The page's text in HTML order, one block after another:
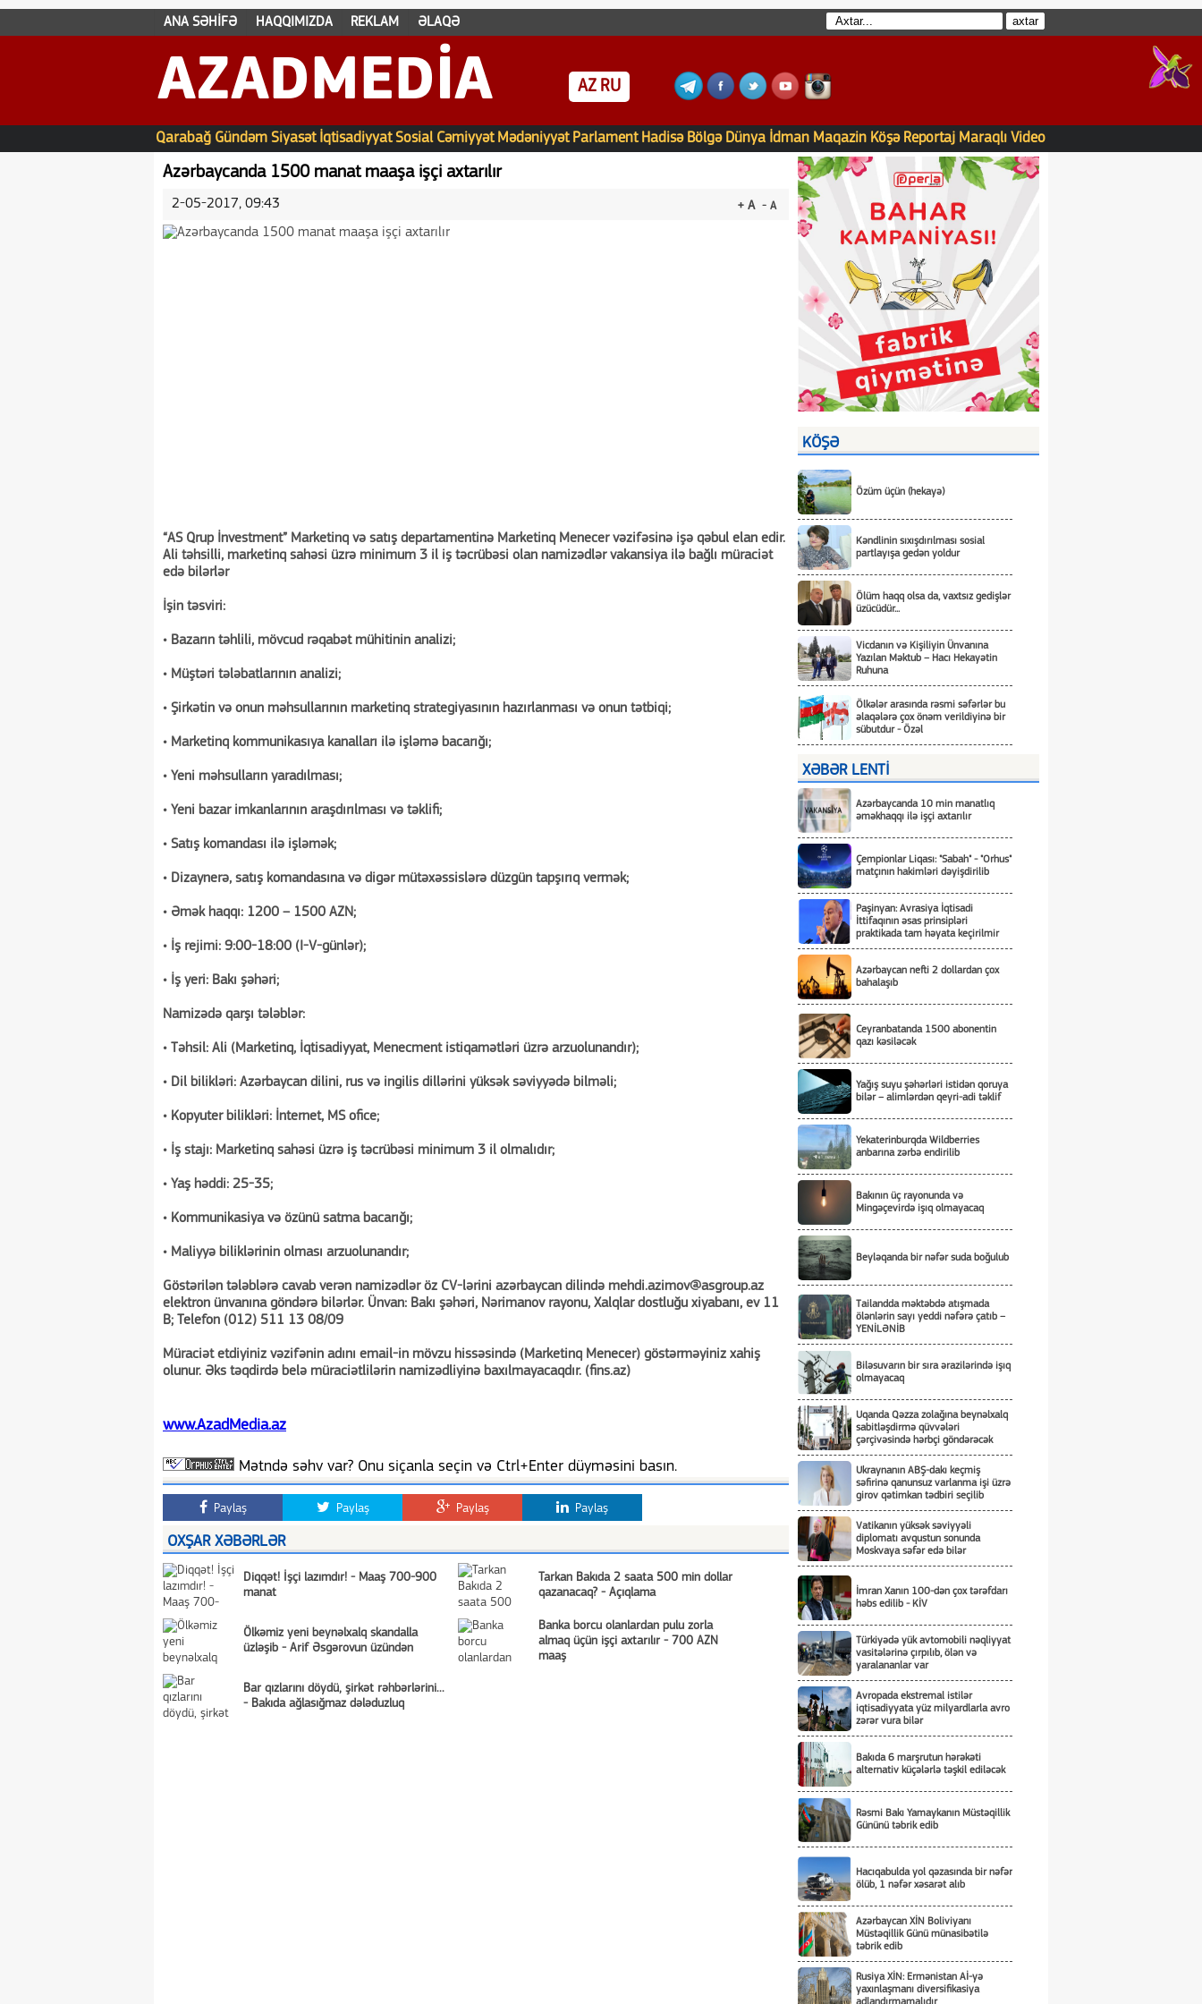
ANA SƏHİFƏ HAQQIMIZDA REKLAM ƏLAQƏ
AZADMEDIA AZ RU
Qarabağ Gündəm Siyasət İqtisadiyyat Sosial Cəmiyyət Mədəniyyət Parlament Hadisə Bölgə Dünya İdman Maqazin Köşə Reportaj Maraqlı Video
Azərbaycanda 1500 manat maaşa işçi axtarılır
+ A - A
2-05-2017, 09:43
“AS Qrup İnvestment” Marketinq və satış departamentinə Marketinq Menecer vəzifəsinə işə qəbul elan edir.
Ali təhsilli, marketinq sahəsi üzrə minimum 3 il iş təcrübəsi olan namizədlər vakansiya ilə bağlı müraciət
edə bilərlər
İşin təsviri:
• Bazarın təhlili, mövcud rəqabət mühitinin analizi;
• Müştəri tələbatlarının analizi;
• Şirkətin və onun məhsullarının marketinq strategiyasının hazırlanması və onun tətbiqi;
• Marketinq kommunikasıya kanalları ilə işləmə bacarığı;
• Yeni məhsulların yaradılması;
• Yeni bazar imkanlarının araşdırılması və təklifi;
• Satış komandası ilə işləmək;
• Dizaynerə, satış komandasına və digər mütəxəssislərə düzgün tapşırıq vermək;
• Əmək haqqı: 1200 – 1500 AZN;
• İş rejimi: 9:00-18:00 (I-V-günlər);
• İş yeri: Bakı şəhəri;
Namizədə qarşı tələblər:
• Təhsil: Ali (Marketinq, İqtisadiyyat, Menecment istiqamətləri üzrə arzuolunandır);
• Dil bilikləri: Azərbaycan dilini, rus və ingilis dillərini yüksək səviyyədə bilməli;
• Kopyuter bilikləri: İnternet, MS ofice;
• İş stajı: Marketinq sahəsi üzrə iş təcrübəsi minimum 3 il olmalıdır;
• Yaş həddi: 25-35;
• Kommunikasiya və özünü satma bacarığı;
• Maliyyə biliklərinin olması arzuolunandır;
Göstərilən tələblərə cavab verən namizədlər öz CV-lərini azərbaycan dilində mehdi.azimov@asgroup.az
elektron ünvanına göndərə bilərlər. Ünvan: Bakı şəhəri, Nərimanov rayonu, Xalqlar dostluğu xiyabanı, ev 11
B; Telefon (012) 511 13 08/09
Müraciət etdiyiniz vəzifənin adını email-in mövzu hissəsində (Marketinq Menecer) göstərməyiniz xahiş
olunur. Əks təqdirdə belə müraciətlilərin namizədliyinə baxılmayacaqdır. (fins.az)
www.AzadMedia.az
Mətndə səhv var? Onu siçanla seçin və Ctrl+Enter düyməsini basın.
Paylaş Paylaş Paylaş Paylaş
OXŞAR XƏBƏRLƏR
Diqqət! İşçi lazımdır! - Maaş 700-900
manat
Tarkan Bakıda 2 saata 500 min dollar
qazanacaq? - Açıqlama
Ölkəmiz yeni beynəlxalq skandalla
üzləşib - Arif Əsgərovun üzündən
Banka borcu olanlardan pulu zorla
almaq üçün işçi axtarılır - 700 AZN
maaş
Bar qızlarını döydü, şirkət rəhbərlərini...
- Bakıda ağlasığmaz dələduzluq
KÖŞƏ
Özüm üçün (hekayə)
Kəndlinin sıxışdırılması sosial
partlayışa gedən yoldur
Ölüm haqq olsa da, vaxtsız gedişlər
üzücüdür...
Vicdanın və Kişiliyin Ünvanına
Yazılan Məktub – Hacı Hekayətin
Ruhuna
Ölkələr arasında rəsmi səfərlər bu
əlaqələrə çox önəm verildiyinə bir
sübutdur - Özəl
XƏBƏR LENTİ
Azərbaycanda 10 min manatlıq
əməkhaqqı ilə işçi axtarılır
Çempionlar Liqası: "Sabah" - "Orhus"
matçının hakimləri dəyişdirilib
Paşinyan: Avrasiya İqtisadi
İttifaqının əsas prinsipləri
praktikada tam həyata keçirilmir
Azərbaycan nefti 2 dollardan çox
bahalaşıb
Ceyranbatanda 1500 abonentin
qazı kəsiləcək
Yağış suyu şəhərləri istidən qoruya
bilər – alimlərdən qeyri-adi təklif
Yekaterinburqda Wildberries
anbarına zərbə endirilib
Bakının üç rayonunda və
Mingəçevirdə işıq olmayacaq
Beyləqanda bir nəfər suda boğulub
Tailandda məktəbdə atışmada
ölənlərin sayı yeddi nəfərə çatıb –
YENİLƏNİB
Biləsuvarın bir sıra ərazilərində işıq
olmayacaq
Uqanda Qəzza zolağına beynəlxalq
sabitləşdirmə qüvvələri
çərçivəsində hərbçi göndərəcək
Ukraynanın ABŞ-dakı keçmiş
səfirinə qanunsuz varlanma işi üzrə
girov qətimkan tədbiri seçilib
Vatikanın yüksək səviyyəli
diplomatı avqustun sonunda
Moskvaya səfər edə bilər
İmran Xanın 100-dən çox tərəfdarı
həbs edilib - KİV
Türkiyədə yük avtomobili nəqliyyat
vasitələrinə çırpılıb, ölən və
yaralananlar var
Avropada ekstremal istilər
iqtisadiyyata yüz milyardlarla avro
zərər vura bilər
Bakıda 6 marşrutun hərəkəti
alternativ küçələrlə təşkil ediləcək
Rəsmi Bakı Yamaykanın Müstəqillik
Gününü təbrik edib
Hacıqabulda yol qəzasında bir nəfər
ölüb, 1 nəfər xəsarət alıb
Azərbaycan XİN Boliviyanı
Müstəqillik Günü münasibətilə
təbrik edib
Rusiya XİN: Ermənistan Aİ-yə
yaxınlaşmanı diversifikasiya